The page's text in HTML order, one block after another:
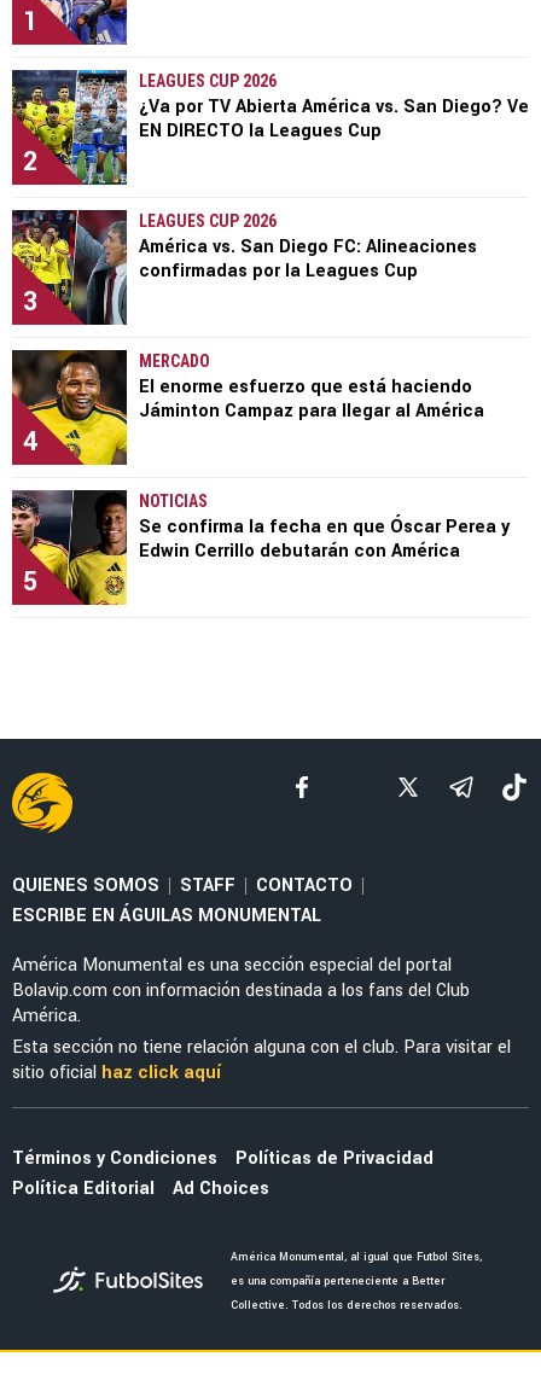
1
2
LEAGUES CUP 2026
¿Va por TV Abierta América vs. San Diego? Ve
EN DIRECTO la Leagues Cup
3
LEAGUES CUP 2026
América vs. San Diego FC: Alineaciones
confirmadas por la Leagues Cup
4
MERCADO
El enorme esfuerzo que está haciendo
Jáminton Campaz para llegar al América
5
NOTICIAS
Se confirma la fecha en que Óscar Perea y
Edwin Cerrillo debutarán con América
QUIENES SOMOS | STAFF | CONTACTO |
ESCRIBE EN ÁGUILAS MONUMENTAL
América Monumental es una sección especial del portal
Bolavip.com con información destinada a los fans del Club
América.
Esta sección no tiene relación alguna con el club. Para visitar el
sitio oficial haz click aquí
Términos y Condiciones
Políticas de Privacidad
Política Editorial
Ad Choices
América Monumental, al igual que Futbol Sites,
es una compañía perteneciente a Better
Collective. Todos los derechos reservados.